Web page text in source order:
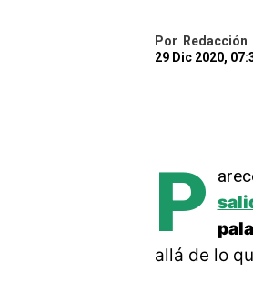
Por
Redacción
29 Dic 2020,
P
allá de lo